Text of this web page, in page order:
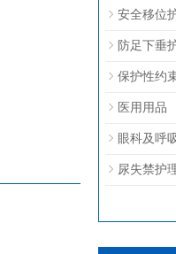
安全移位
防足下垂
保护性约
医用用品
眼科及呼
尿失禁护